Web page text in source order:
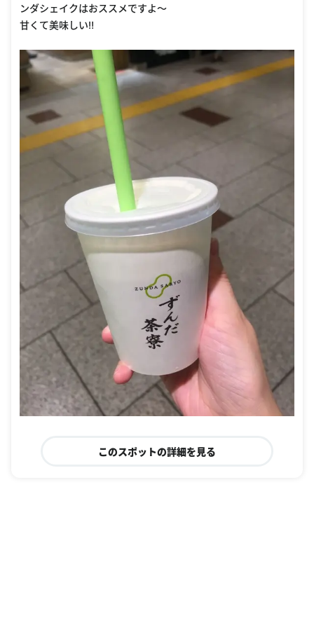
ンダシェイクはおススメですよ〜
甘くて美味しい‼︎
このスポットの詳細を見る